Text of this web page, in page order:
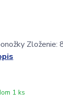
Zloženie:
1 ks